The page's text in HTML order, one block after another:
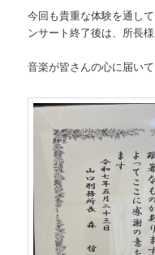
今回も貴重な体験を通し
ンサート終了後は、所長
音楽が皆さんの心に届い